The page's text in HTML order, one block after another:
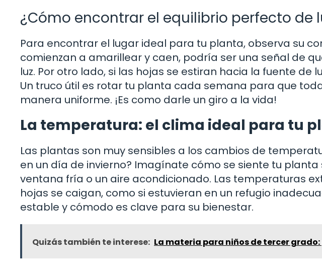
¿Cómo encontrar el equilibrio perfecto de
Para encontrar el lugar ideal para tu planta, observa su
comienzan a amarillear y caen, podría ser una señal de
luz. Por otro lado, si las hojas se estiran hacia la fuente de
Un truco útil es rotar tu planta cada semana para que
manera uniforme. ¡Es como darle un giro a la vida!
La temperatura: el clima ideal para tu
Las plantas son muy sensibles a los cambios de
en un día de invierno? Imagínate cómo se siente tu
ventana fría o un aire acondicionado. Las temperaturas
hojas se caigan, como si estuvieran en un refugio
estable y cómodo es clave para su bienestar.
Quizás también te interese: La materia para niños de tercer